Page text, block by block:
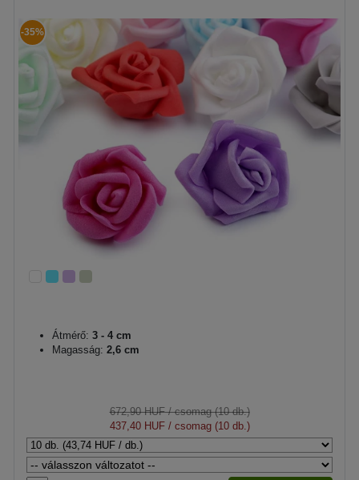
-35%
Átmérő: 3 - 4 cm
Magasság: 2,6 cm
672,90 HUF/ csomag (10 db.)
437,40 HUF/ csomag (10 db.)